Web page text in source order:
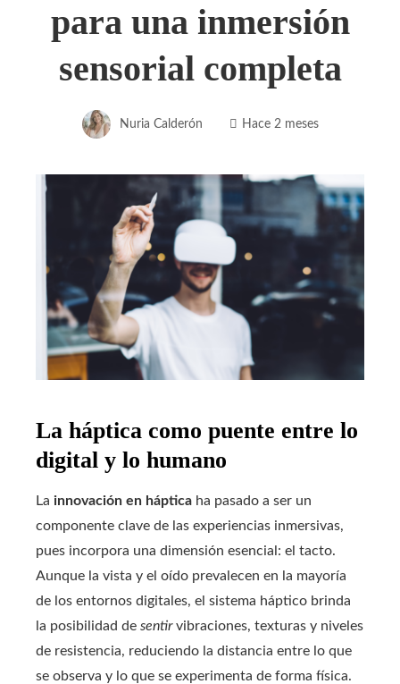
para una inmersión
sensorial completa
Nuria Calderón Hace 2 meses
La háptica como puente entre lo
digital y lo humano
La innovación en háptica ha pasado a ser un
componente clave de las experiencias inmersivas,
pues incorpora una dimensión esencial: el tacto.
Aunque la vista y el oído prevalecen en la mayoría
de los entornos digitales, el sistema háptico brinda
la posibilidad de sentirvibraciones, texturas y niveles
de resistencia, reduciendo la distancia entre lo que
se observa y lo que se experimenta de forma física.